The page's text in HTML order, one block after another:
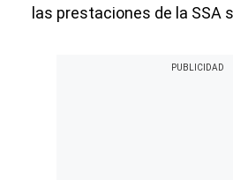
las prestaciones de la SSA